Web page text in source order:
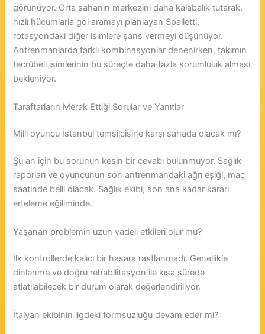
görünüyor. Orta sahanın merkezini daha kalabalık tutarak,
hızlı hücumlarla gol aramayı planlayan Spalletti,
rotasyondaki diğer isimlere şans vermeyi düşünüyor.
Antrenmanlarda farklı kombinasyonlar denenirken, takımın
tecrübeli isimlerinin bu süreçte daha fazla sorumluluk alması
bekleniyor.
Taraftarların Merak Ettiği Sorular ve Yanıtlar
Milli oyuncu İstanbul temsilcisine karşı sahada olacak mı?
Şu an için bu sorunun kesin bir cevabı bulunmuyor. Sağlık
raporları ve oyuncunun son antrenmandaki ağrı eşiği, maç
saatinde belli olacak. Sağlık ekibi, son ana kadar kararı
erteleme eğiliminde.
Yaşanan problemin uzun vadeli etkileri olur mu?
İlk kontrollerde kalıcı bir hasara rastlanmadı. Genellikle
dinlenme ve doğru rehabilitasyon ile kısa sürede
atlatılabilecek bir durum olarak değerlendiriliyor.
İtalyan ekibinin ligdeki formsuzluğu devam eder mi?